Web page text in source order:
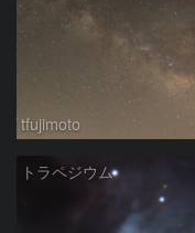
tfujimoto
トラペジウム